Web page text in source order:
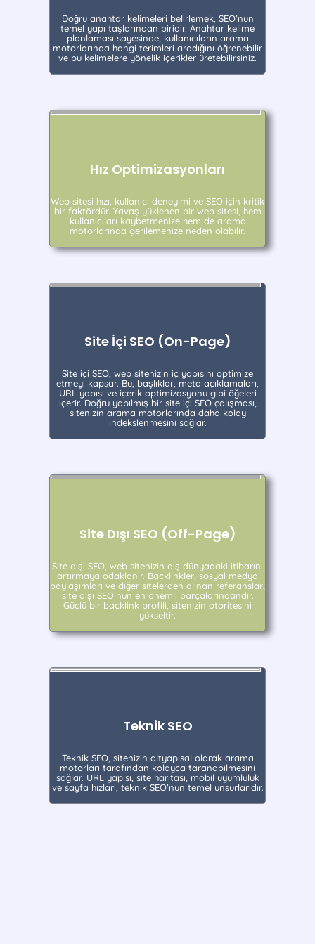
Doğru anahtar kelimeleri belirlemek, SEO’nun
temel yapı taşlarından biridir. Anahtar kelime
planlaması sayesinde, kullanıcıların arama
motorlarında hangi terimleri aradığını öğrenebilir
ve bu kelimelere yönelik içerikler üretebilirsiniz.
Hız Optimizasyonları
Web sitesi hızı, kullanıcı deneyimi ve SEO için kritik
bir faktördür. Yavaş yüklenen bir web sitesi, hem
kullanıcıları kaybetmenize hem de arama
motorlarında gerilemenize neden olabilir.
Site İçi SEO (On-Page)
Site içi SEO, web sitenizin iç yapısını optimize
etmeyi kapsar. Bu, başlıklar, meta açıklamaları,
URL yapısı ve içerik optimizasyonu gibi öğeleri
içerir. Doğru yapılmış bir site içi SEO çalışması,
sitenizin arama motorlarında daha kolay
indekslenmesini sağlar.
Site Dışı SEO (Off-Page)
Site dışı SEO, web sitenizin dış dünyadaki itibarını
artırmaya odaklanır. Backlinkler, sosyal medya
paylaşımları ve diğer sitelerden alınan referanslar,
site dışı SEO’nun en önemli parçalarındandır.
Güçlü bir backlink profili, sitenizin otoritesini
yükseltir.
Teknik SEO
Teknik SEO, sitenizin altyapısal olarak arama
motorları tarafından kolayca taranabilmesini
sağlar. URL yapısı, site haritası, mobil uyumluluk
ve sayfa hızları, teknik SEO’nun temel unsurlarıdır.